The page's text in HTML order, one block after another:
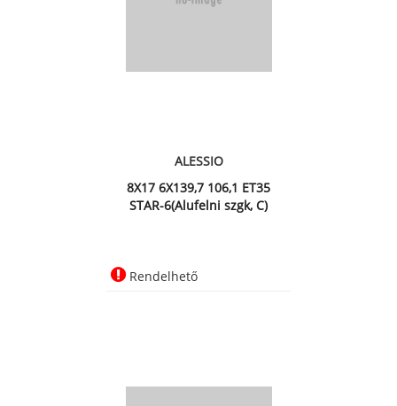
ALESSIO
8X17 6X139,7 106,1 ET35
STAR-6(Alufelni szgk, C)
Rendelhető